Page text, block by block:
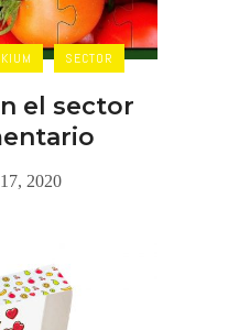
SECTOR
el sector
2020